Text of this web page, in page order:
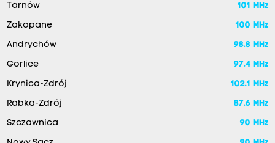
Tarnów 101 MHz
Zakopane 100 MHz
Andrychów 98.8 MHz
Gorlice 97.4 MHz
Krynica-Zdrój 102.1 MHz
Rabka-Zdrój 87.6 MHz
Szczawnica 90 MHz